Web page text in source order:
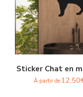
Sticker Chat en
À partir de 12,50